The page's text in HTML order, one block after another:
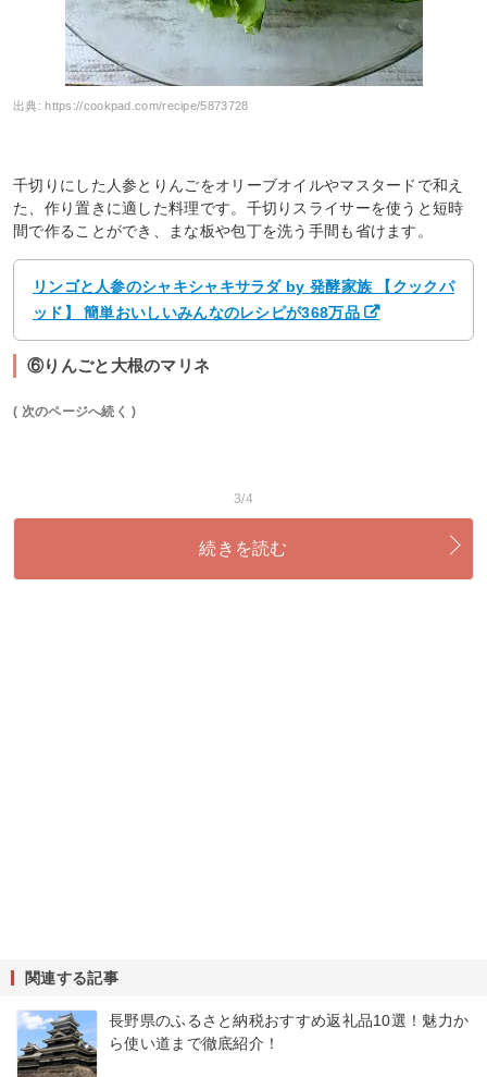
出典:https://cookpad.com/recipe/5873728
千切りにした人参とりんごをオリーブオイルやマスタードで和え
た、作り置きに適した料理です。千切りスライサーを使うと短時
間で作ることができ、まな板や包丁を洗う手間も省けます。
リンゴと人参のシャキシャキサラダ by 発酵家族 【クックパ
ッド】 簡単おいしいみんなのレシピが368万品
⑥りんごと大根のマリネ
( 次のページへ続く )
3/4
続きを読む
関連する記事
長野県のふるさと納税おすすめ返礼品10選！魅力か
ら使い道まで徹底紹介！